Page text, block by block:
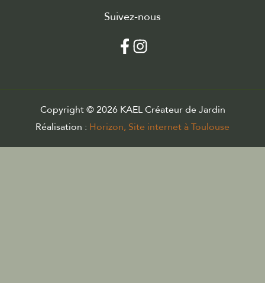
Suivez-nous
Copyright © 2026 KAEL Créateur de Jardin
Réalisation : Horizon, Site internet à Toulouse